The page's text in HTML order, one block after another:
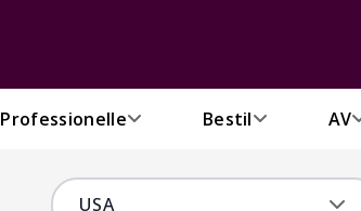
Professionelle Bestil AV